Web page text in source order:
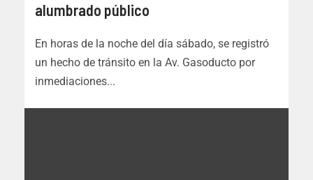
alumbrado público
En horas de la noche del día sábado, se registró
un hecho de tránsito en la Av. Gasoducto por
inmediaciones...